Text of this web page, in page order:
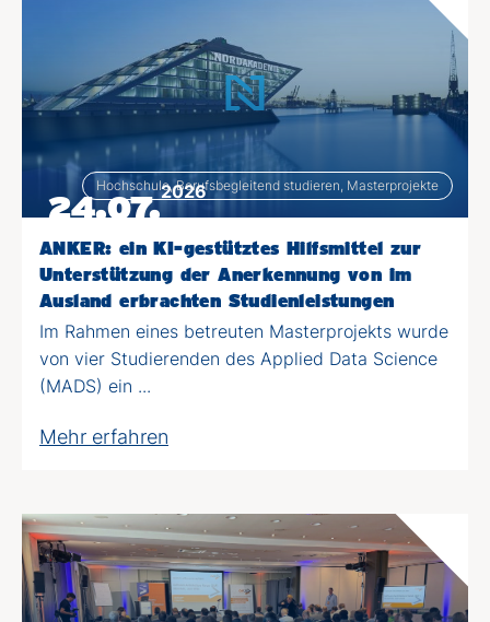
Hochschule, Berufsbegleitend studieren, Masterprojekte
24.07.2026
ANKER: ein KI-gestütztes Hilfsmittel zur
Unterstützung der Anerkennung von im
Ausland erbrachten Studienleistungen
Im Rahmen eines betreuten Masterprojekts wurde
von vier Studierenden des Applied Data Science
(MADS) ein ...
Mehr erfahren